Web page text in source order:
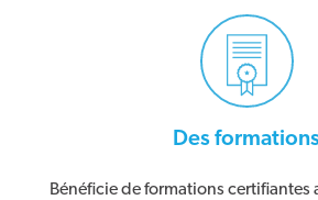
Des
Bénéficie de formations certifiantes